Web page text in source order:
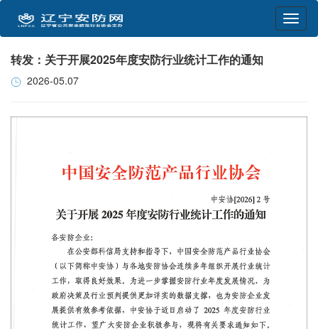
转发：关于开展2025年度安防行业统计工作的通知
2026-05.07